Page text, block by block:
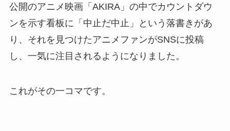
公開のアニメ映画「AKIRA」の中でカウントダウ
ンを示す看板に「中止だ中止」という落書きがあ
り、それを見つけたアニメファンがSNSに投稿
し、一気に注目されるようになりました。
これがその一コマです。